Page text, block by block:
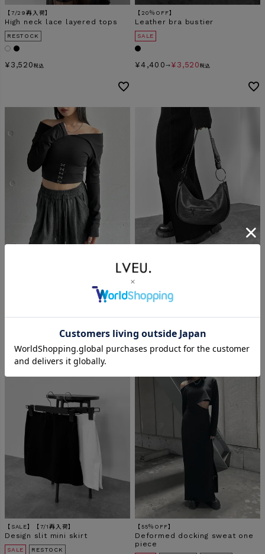
【7/29再入荷】
High neck lace layered tops
RESTOCK
¥ 3,520 税込
【20％OFF】
Leather bra bustier
SALE
¥4,400 → ¥ 3,520 税込
【45％OFF】
Ring design hand bag
¥6,600→¥3,630税込
【SALE】【7/1再入荷】
Design slit mini skirt
SALE RESTOCK
【55％OFF】
Deformed docking sweat one
piece